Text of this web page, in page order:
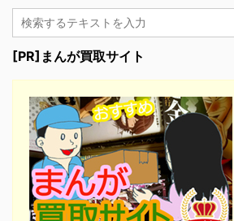
[PR]まんが買取サイト